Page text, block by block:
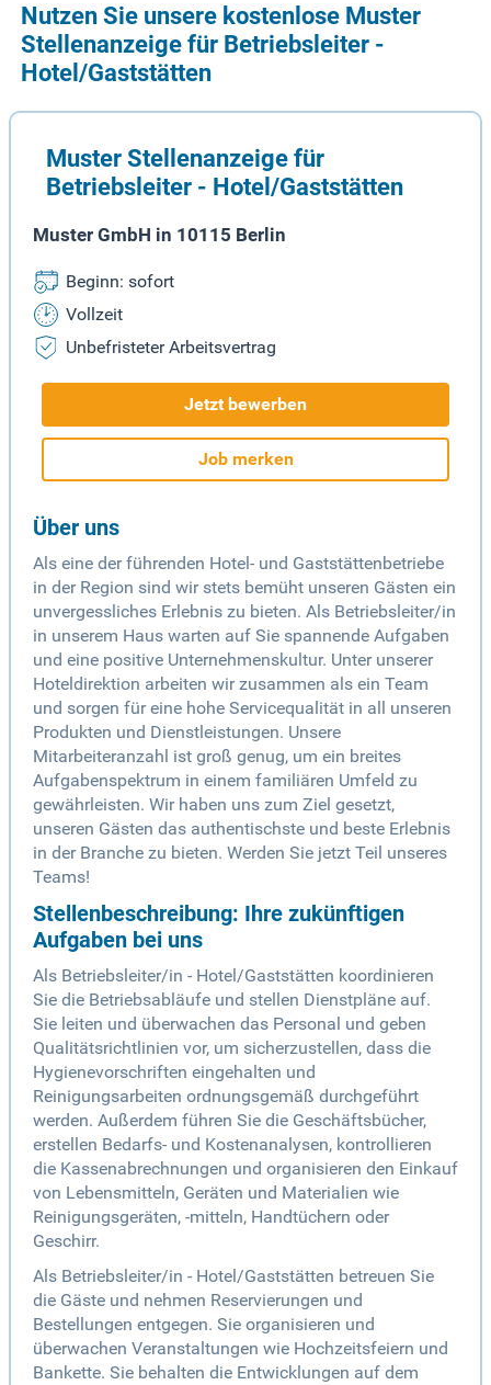
Nutzen Sie unsere kostenlose Muster
Stellenanzeige für Betriebsleiter -
Hotel/Gaststätten
Muster Stellenanzeige für
Betriebsleiter - Hotel/Gaststätten
Muster GmbH in 10115 Berlin
Beginn: sofort
Vollzeit
Unbefristeter Arbeitsvertrag
Jetzt bewerben
Job merken
Über uns
Als eine der führenden Hotel- und Gaststättenbetriebe
in der Region sind wir stets bemüht unseren Gästen ein
unvergessliches Erlebnis zu bieten. Als Betriebsleiter/in
in unserem Haus warten auf Sie spannende Aufgaben
und eine positive Unternehmenskultur. Unter unserer
Hoteldirektion arbeiten wir zusammen als ein Team
und sorgen für eine hohe Servicequalität in all unseren
Produkten und Dienstleistungen. Unsere
Mitarbeiteranzahl ist groß genug, um ein breites
Aufgabenspektrum in einem familiären Umfeld zu
gewährleisten. Wir haben uns zum Ziel gesetzt,
unseren Gästen das authentischste und beste Erlebnis
in der Branche zu bieten. Werden Sie jetzt Teil unseres
Teams!
Stellenbeschreibung: Ihre zukünftigen
Aufgaben bei uns
Als Betriebsleiter/in - Hotel/Gaststätten koordinieren
Sie die Betriebsabläufe und stellen Dienstpläne auf.
Sie leiten und überwachen das Personal und geben
Qualitätsrichtlinien vor, um sicherzustellen, dass die
Hygienevorschriften eingehalten und
Reinigungsarbeiten ordnungsgemäß durchgeführt
werden. Außerdem führen Sie die Geschäftsbücher,
erstellen Bedarfs- und Kostenanalysen, kontrollieren
die Kassenabrechnungen und organisieren den Einkauf
von Lebensmitteln, Geräten und Materialien wie
Reinigungsgeräten, -mitteln, Handtüchern oder
Geschirr.
Als Betriebsleiter/in - Hotel/Gaststätten betreuen Sie
die Gäste und nehmen Reservierungen und
Bestellungen entgegen. Sie organisieren und
überwachen Veranstaltungen wie Hochzeitsfeiern und
Bankette. Sie behalten die Entwicklungen auf dem